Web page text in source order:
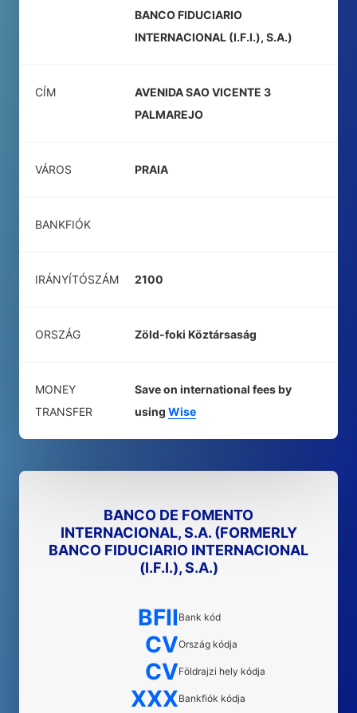
BANCO FIDUCIARIO
INTERNACIONAL (I.F.I.), S.A.)
CÍM
AVENIDA SAO VICENTE 3
PALMAREJO
VÁROS PRAIA
BANKFIÓK
IRÁNYÍTÓSZÁM 2100
ORSZÁG Zöld-foki Köztársaság
MONEY
TRANSFER
Save on international fees by
using Wise
BANCO DE FOMENTO
INTERNACIONAL, S.A. (FORMERLY
BANCO FIDUCIARIO INTERNACIONAL
(I.F.I.), S.A.)
BFII Bank kód
CVOrszág kódja
CVFöldrajzi hely kódja
XXXBankfiók kódja